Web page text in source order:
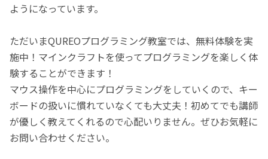
ようになっています。
ただいまQUREOプログラミング教室では、無料体験を実
施中！マインクラフトを使ってプログラミングを楽しく体
験することができます！
マウス操作を中心にプログラミングをしていくので、キー
ボードの扱いに慣れていなくても大丈夫！初めてでも講師
が優しく教えてくれるので心配いりません。ぜひお気軽に
お問い合わせください。